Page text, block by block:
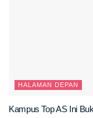
HALAMAN DEPAN
Kampus Top AS Ini